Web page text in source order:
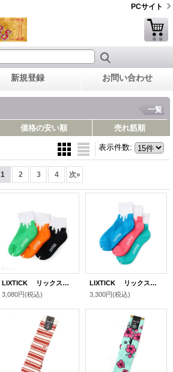
PCサイト
新規登録 お問い合わせ
一覧
価格の安い順 売れ筋順
表示件数:
1 2 3 4 次»
LIXTICK リックスティック ソックス " DRIP SOCKS 3PACK JUNIOR" [BLACK/ORAMGE/GREEN]
3,080円(税込)
LIXTICK リックスティック ソックス " DRIP SOCKS 3PACK" [BLUE/SALMON/TEAL]
3,300円(税込)